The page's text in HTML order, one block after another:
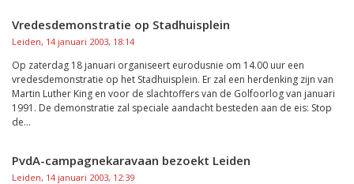
Vredesdemonstratie op Stadhuisplein
Leiden, 14 januari 2003, 18:14
Op zaterdag 18 januari organiseert eurodusnie om 14.00 uur een
vredesdemonstratie op het Stadhuisplein. Er zal een herdenking zijn van
Martin Luther King en voor de slachtoffers van de Golfoorlog van januari
1991. De demonstratie zal speciale aandacht besteden aan de eis: Stop
de...
PvdA-campagnekaravaan bezoekt Leiden
Leiden, 14 januari 2003, 12:39